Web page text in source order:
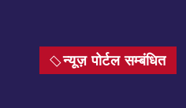
न्यूज़ पोर्टल सम्बंधित